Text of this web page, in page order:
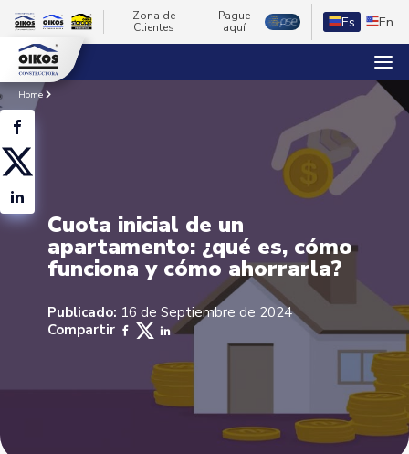
Zona de
Clientes
Pague
aquí
Es En
Home
Cuota inicial de un
apartamento: ¿qué es, cómo
funciona y cómo ahorrarla?
Publicado: 16 de Septiembre de 2024
Compartir